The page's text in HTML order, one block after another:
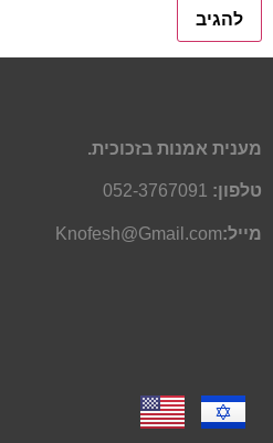
מענית אמנות בזכוכית.
טלפון: 052-3767091
מייל:Knofesh@Gmail.com